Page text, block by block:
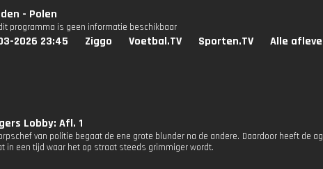
- Polen
programma is geen informatie beschikbaar
2026 23:45 Ziggo Voetbal.TV Sporten.TV Alle
Lobby: Afl. 1
van politie begaat de ene grote blunder na de andere. Daardoor heeft de
in een tijd waar het op straat steeds grimmiger wordt.